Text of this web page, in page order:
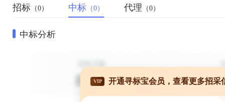
招标 （0） 中标 （0） 代理 （0）
中标分析
VIP 开通寻标宝会员，查看更多招采